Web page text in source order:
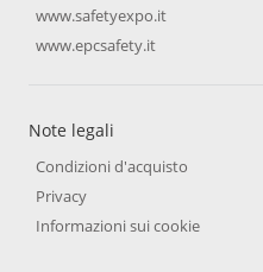
www.safetyexpo.it
www.epcsafety.it
Note legali
Condizioni d'acquisto
Privacy
Informazioni sui cookie